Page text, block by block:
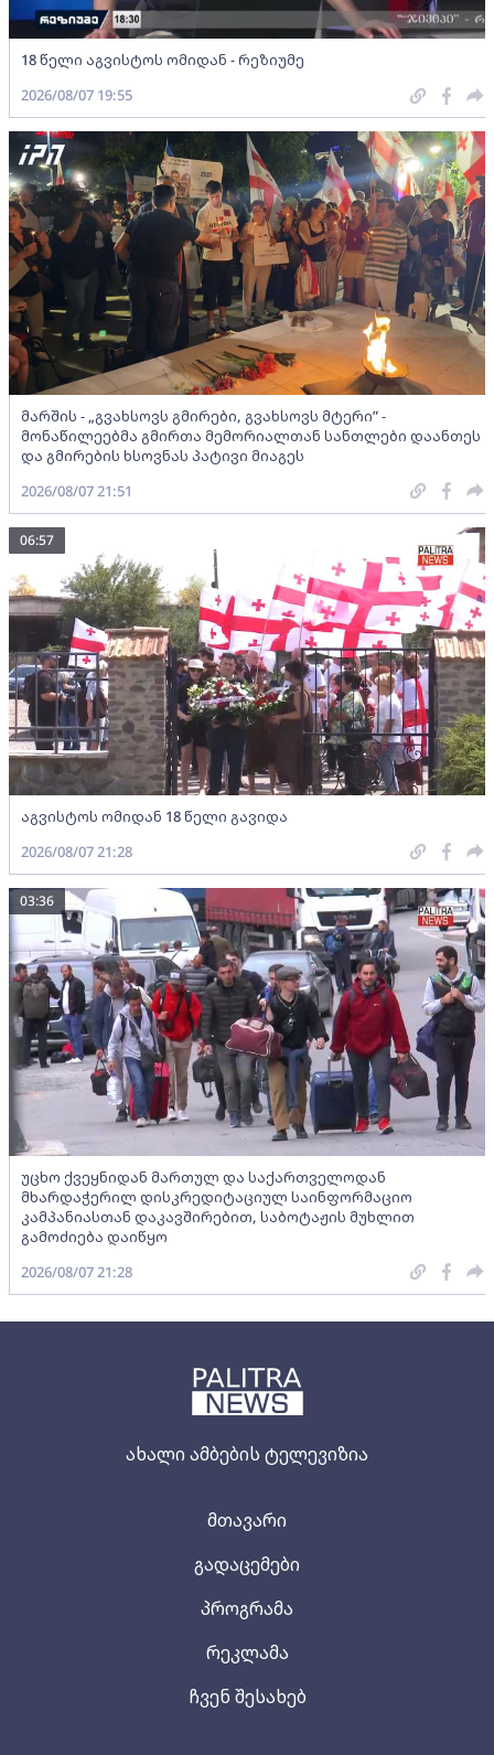
ახალი ამბების ტელევიზია
მთავარი
გადაცემები
პროგრამა
რეკლამა
ჩვენ შესახებ
18 წელი აგვისტოს ომიდან - რეზიუმე
2026/08/07 19:55
მარშის - „გვახსოვს გმირები, გვახსოვს მტერი” -
მონაწილეებმა გმირთა მემორიალთან სანთლები დაანთეს
და გმირების ხსოვნას პატივი მიაგეს
2026/08/07 21:51
აგვისტოს ომიდან 18 წელი გავიდა
06:57
2026/08/07 21:28
უცხო ქვეყნიდან მართულ და საქართველოდან
მხარდაჭერილ დისკრედიტაციულ საინფორმაციო
კამპანიასთან დაკავშირებით, საბოტაჟის მუხლით
გამოძიება დაიწყო
03:36
2026/08/07 21:28